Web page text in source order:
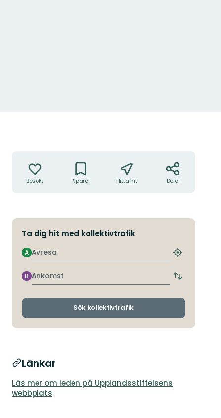
Besökt Spara Hitta hit Dela
Ta dig hit med kollektivtrafik
Avresa
A
Hitta
hållplats
Ankomst
B
Byt
och
Sök kollektivtrafik
Länkar
Läs mer om leden på Upplandsstiftelsens
webbplats